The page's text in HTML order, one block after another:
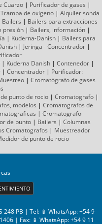
Cuarzo| Purificador de gases |
Trampa de oxigeno | Alquiler sonda
Bailers | Bailers para extracciones
presión | Bailers, información |
| Kuderna-Danish | Bailers para
| Jeringa - Concentrador|
| Kuderna Danish| Contenedor|
| Concentrador | Purificador:
| Cromatógrafode gases
punto de rocio | Cromatografo |
modelos | Cromatografos de
| Cromatografo
de punto| Bailers | Columnas
Cromatografos | Muestreador
de punto de rocio
248 PB | Tel: 📱 WhatsApp: +54 9
| Fax: 📱 WhatsApp: +54 9 11